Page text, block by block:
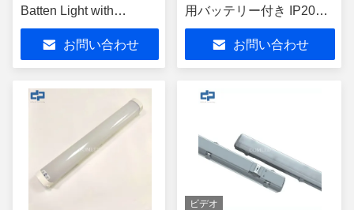
Batten Light with
Emergency Battery
お問い合わせ
用バッテリー付き IP20
IK10 工業用照明器具
お問い合わせ
ビデオ